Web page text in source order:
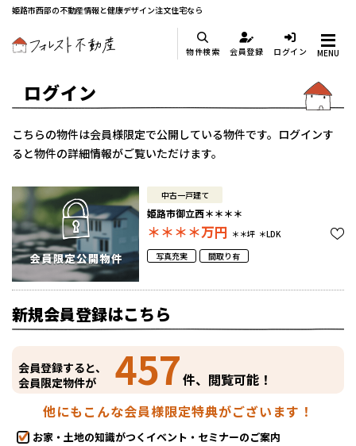
姫路市西部の不動産情報と健康デザイン注文住宅なら
物件検索 会員登録 ログイン MENU
ログイン
こちらの物件は会員様限定で公開している物件です。ログインす
ると物件の詳細情報がご覧いただけます。
中古一戸建て
姫路市御立西＊＊＊＊
＊＊＊＊万円 ＊＊坪 ＊LDK
写真充実
間取り有
新規会員登録はこちら
会員登録すると、
会員限定物件が
457件、閲覧可能！
他にもこんな会員様限定特典がございます！
お家・土地の知識がつくイベント・セミナーのご案内